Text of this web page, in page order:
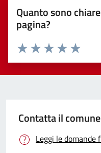
Quanto sono
pagina?
Valuta 5
Valuta 4
Valuta 3 stelle
Valuta 2 stelle su 5
Valuta 1 stelle su 5
Contatta il comune
Leggi le domande